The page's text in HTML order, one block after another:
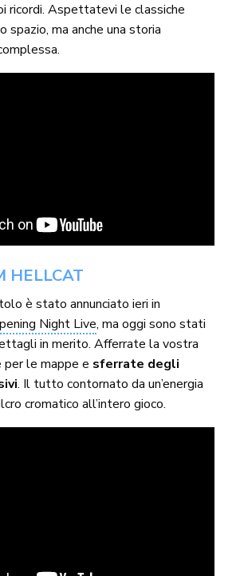
ricordi. Aspettatevi le classiche
spazio, ma anche una storia
HELLCAT
è stato annunciato ieri in
Night Live, ma oggi sono stati
in merito. Afferrate la vostra
per le mappe e sferrate degli
. Il tutto contornato da un’energia
cromatico all’intero gioco.